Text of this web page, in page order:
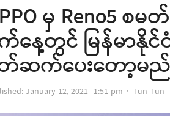
မှ Reno5
နေ့တွင် မြန်မာနို
ဆက်ပေးတော့မည်
January 12, 2021 1:51 pm Author
Tun Tun